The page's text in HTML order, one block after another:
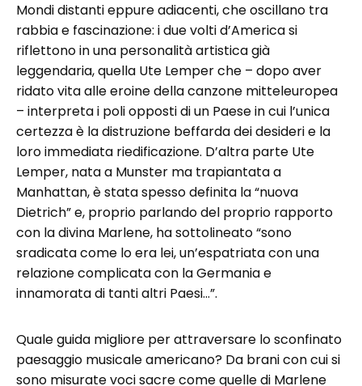
Mondi distanti eppure adiacenti, che oscillano tra
rabbia e fascinazione: i due volti d’America si
riflettono in una personalità artistica già
leggendaria, quella Ute Lemper che – dopo aver
ridato vita alle eroine della canzone mitteleuropea
– interpreta i poli opposti di un Paese in cui l’unica
certezza è la distruzione beffarda dei desideri e la
loro immediata riedificazione. D’altra parte Ute
Lemper, nata a Munster ma trapiantata a
Manhattan, è stata spesso definita la “nuova
Dietrich” e, proprio parlando del proprio rapporto
con la divina Marlene, ha sottolineato “sono
sradicata come lo era lei, un’espatriata con una
relazione complicata con la Germania e
innamorata di tanti altri Paesi…”.
Quale guida migliore per attraversare lo sconfinato
paesaggio musicale americano? Da brani con cui si
sono misurate voci sacre come quelle di Marlene